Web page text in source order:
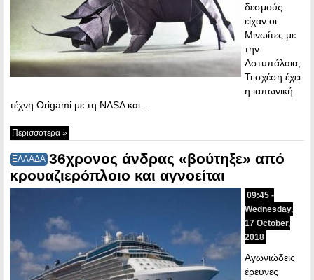
δεσμούς
είχαν οι
Μινωίτες με
την
Αστυπάλαια;
Τι σχέση έχει
η ιαπωνική
τέχνη Origami με τη NASA και…
Περισσότερα »
ΕΛΛΑΔΑ 36χρονος άνδρας «βούτηξε» από
κρουαζιερόπλοιο και αγνοείται
09:45 -
Wednesday,
17 October,
2018
Αγωνιώδεις
έρευνες